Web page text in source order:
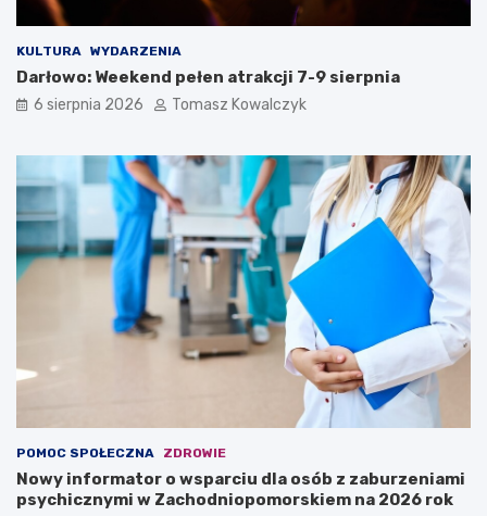
KULTURA WYDARZENIA
Darłowo: Weekend pełen atrakcji 7-9 sierpnia
6 sierpnia 2026 Tomasz Kowalczyk
POMOC SPOŁECZNA ZDROWIE
Nowy informator o wsparciu dla osób z zaburzeniami
psychicznymi w Zachodniopomorskiem na 2026 rok